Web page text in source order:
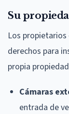
Su
Los
derechos para
propia
Cámaras
entrada de